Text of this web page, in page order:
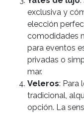
exclusiva y
elección
comodidades
para eventos
privadas o
mar.
Veleros: Para
tradicional,
opción. La